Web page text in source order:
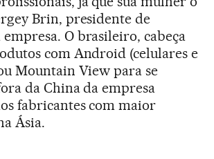
Brin, presidente de
O brasileiro, cabeça
com Android (celulares e
Mountain View para se
da China da empresa
fabricantes com maior
Ásia.